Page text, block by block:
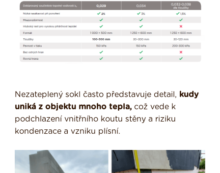
Nezateplený sokl často představuje detail, kudy
uniká z objektu mnoho tepla, což vede k
podchlazení vnitřního koutu stěny a riziku
kondenzace a vzniku plísní.